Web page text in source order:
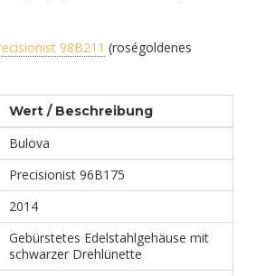
98B211 (roségoldenes
Wert / Beschreibung
Bulova
Precisionist 96B175
2014
Gebürstetes Edelstahlgehäuse mit
schwarzer Drehlünette